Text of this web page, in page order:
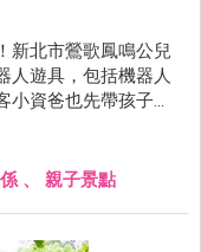
新北市鶯歌鳳鳴公兒
人遊具，包括機器人
資爸也先帶孩子來
、 親子景點